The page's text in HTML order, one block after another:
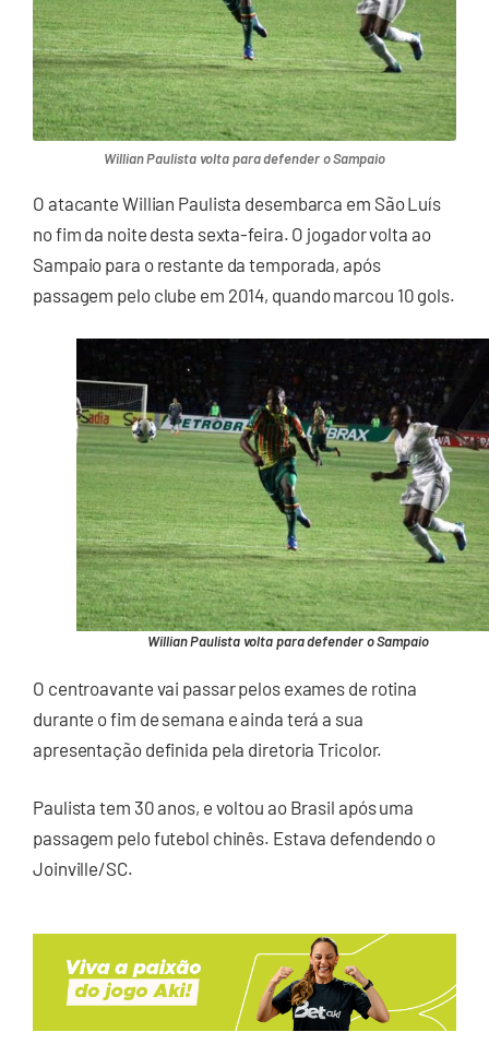
Willian Paulista volta para defender o Sampaio
O atacante Willian Paulista desembarca em São Luís
no fim da noite desta sexta-feira. O jogador volta ao
Sampaio para o restante da temporada, após
passagem pelo clube em 2014, quando marcou 10 gols.
Willian Paulista volta para defender o Sampaio
O centroavante vai passar pelos exames de rotina
durante o fim de semana e ainda terá a sua
apresentação definida pela diretoria Tricolor.
Paulista tem 30 anos, e voltou ao Brasil após uma
passagem pelo futebol chinês. Estava defendendo o
Joinville/SC.